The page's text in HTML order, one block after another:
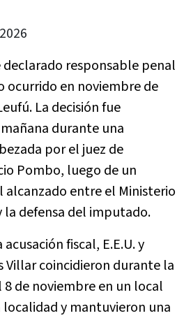
responsable penal
ocurrido en noviembre de
La decisión fue
durante una
por el juez de
Pombo, luego de un
alcanzado entre el Ministerio
la defensa del imputado.
fiscal, E.E.U. y
Villar coincidieron durante la
de noviembre en un local
localidad y mantuvieron una